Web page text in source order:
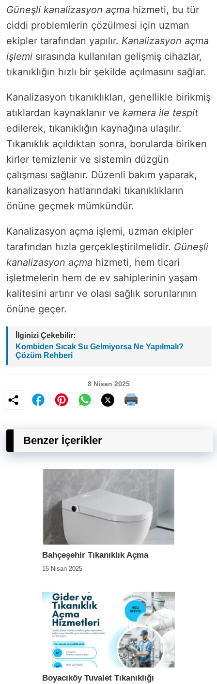
Güneşli kanalizasyon açma hizmeti, bu tür
ciddi problemlerin çözülmesi için uzman
ekipler tarafından yapılır. Kanalizasyon açma
işlemi sırasında kullanılan gelişmiş cihazlar,
tıkanıklığın hızlı bir şekilde açılmasını sağlar.
Kanalizasyon tıkanıklıkları, genellikle birikmiş
atıklardan kaynaklanır ve kamera ile tespit
edilerek, tıkanıklığın kaynağına ulaşılır.
Tıkanıklık açıldıktan sonra, borularda biriken
kirler temizlenir ve sistemin düzgün
çalışması sağlanır. Düzenli bakım yaparak,
kanalizasyon hatlarındaki tıkanıklıkların
önüne geçmek mümkündür.
Kanalizasyon açma işlemi, uzman ekipler
tarafından hızla gerçekleştirilmelidir. Güneşli
kanalizasyon açma hizmeti, hem ticari
işletmelerin hem de ev sahiplerinin yaşam
kalitesini artırır ve olası sağlık sorunlarının
önüne geçer.
İlginizi Çekebilir:
Kombiden Sıcak Su Gelmiyorsa Ne Yapılmalı?
Çözüm Rehberi
8 Nisan 2025
Benzer İçerikler
Bahçeşehir Tıkanıklık Açma
15 Nisan 2025
Boyacıköy Tuvalet Tıkanıklığı